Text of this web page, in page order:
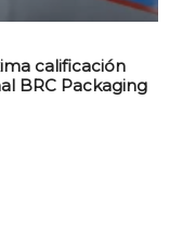
calificación
BRC Packaging